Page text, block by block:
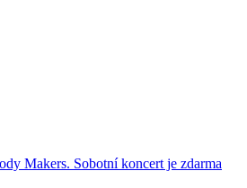
Makers. Sobotní koncert je zdarma